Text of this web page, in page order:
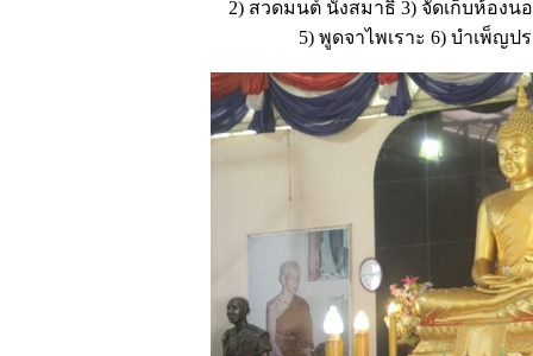
2) สวดมนต์ นั่งสมาธิ 3) จัดเก็บห้องน
5) พูดจาไพเราะ 6) บำเพ็ญ